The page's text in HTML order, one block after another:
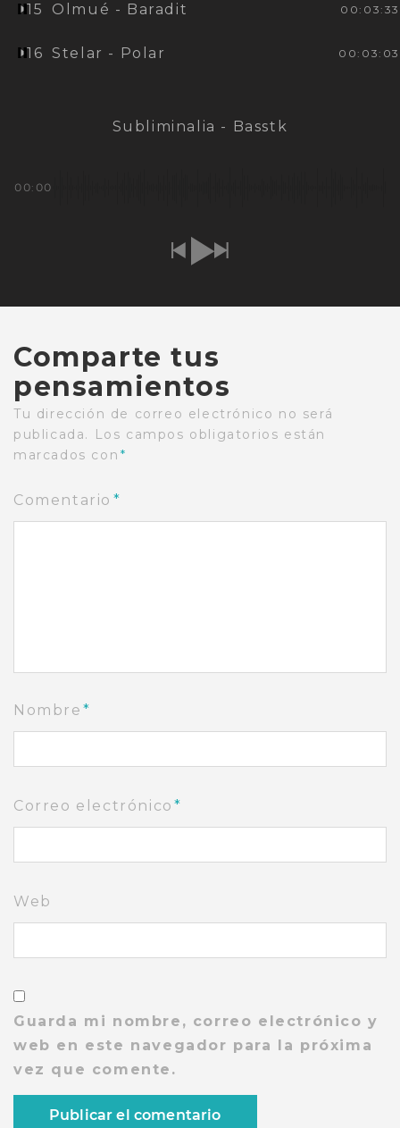
15 Olmué - Baradit 00:03:33
16 Stelar - Polar 00:03:03
Subliminalia - Basstk
00:00
Comparte tus
pensamientos
Tu dirección de correo electrónico no será
publicada.
Los campos obligatorios están
marcados con*
Comentario*
Nombre*
Correo electrónico*
Web
Guarda mi nombre, correo electrónico y
web en este navegador para la próxima
vez que comente.